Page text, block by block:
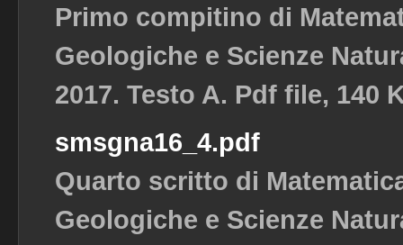
Primo compitino di
Geologiche e Scienze
2017. Testo A. Pdf file, 140
smsgna16_4.pdf
Quarto scritto di
Geologiche e Scienze